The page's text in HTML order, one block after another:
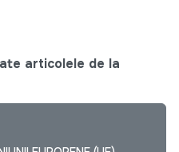
articolele de la